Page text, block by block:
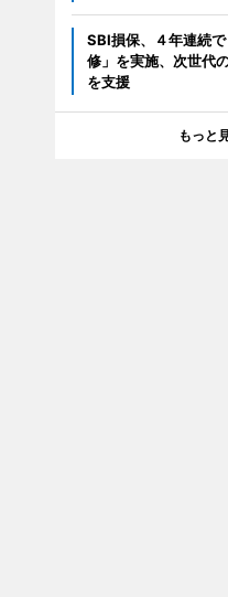
SBI損保、４年連続
修」を実施、次世代
を支援
もっと